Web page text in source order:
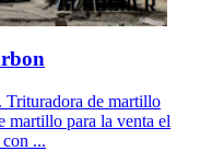
de martillo
martillo para la venta el
...